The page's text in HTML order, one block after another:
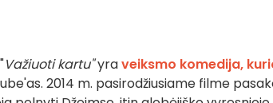
Važiuoti kartu"yraveiksmo komedija,
2014 m. pasirodžiusiame filme